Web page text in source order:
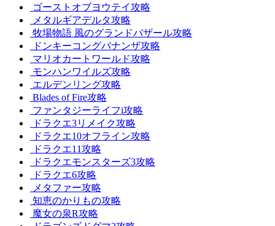
ゴーストオブヨウテイ攻略
メタルギアデルタ攻略
牧場物語 風のグランドバザール攻略
ドンキーコングバナンザ攻略
マリオカートワールド攻略
モンハンワイルズ攻略
エルデンリング攻略
Blades of Fire攻略
ファンタジーライフi攻略
ドラクエ3リメイク攻略
ドラクエ10オフライン攻略
ドラクエ11攻略
ドラクエモンスターズ3攻略
ドラクエ6攻略
メタファー攻略
知恵のかりもの攻略
魔女の泉R攻略